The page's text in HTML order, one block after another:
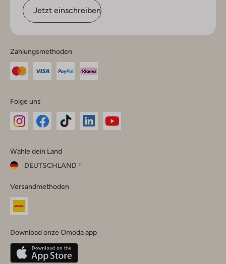
Jetzt einschreiben
Zahlungsmethoden
Folge uns
Instagram
Facebook
TikTok
Wähle dein Land
DEUTSCHLAND
dein
Land
Belgique(Français)
Deutschland
Versandmethoden
Download onze Omoda app